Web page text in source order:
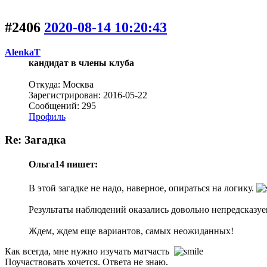
#2406 2020-08-14 10:20:43
AlenkaT
кандидат в члены клуба
Откуда: Москва
Зарегистрирован: 2016-05-22
Сообщений: 295
Профиль
Re: Загадка
Ольга14 пишет:
В этой загадке не надо, наверное, опираться на логику.
Результаты наблюдений оказались довольно
Ждем, ждем еще вариантов, самых неожиданных!
Как всегда, мне нужно изучать матчасть
Поучаствовать хочется. Ответа не знаю.